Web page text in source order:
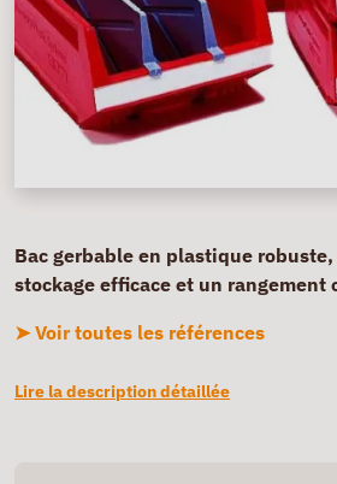
Bac gerbable en plastique
stockage efficace et un rangement
➤ Voir toutes les références
Lire la description détaillée